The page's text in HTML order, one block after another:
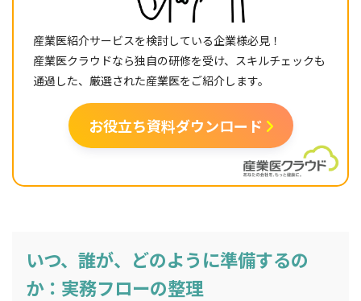
産業医紹介サービスを検討している企業様必見！
産業医クラウドなら独自の研修を受け、スキルチェックも
通過した、厳選された産業医をご紹介します。
お役立ち資料ダウンロード
いつ、誰が、どのように準備するの
か：実務フローの整理